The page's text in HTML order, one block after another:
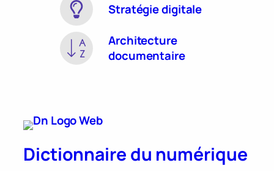
Stratégie digitale
Architecture
documentaire
Dictionnaire du numérique